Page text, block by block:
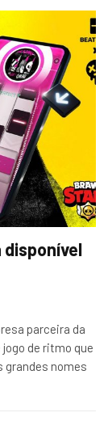
disponível
parceira da
jogo de ritmo que
grandes nomes